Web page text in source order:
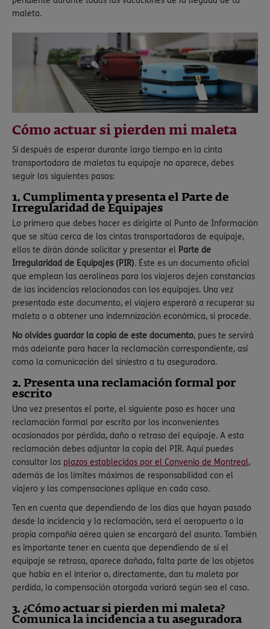
maleta.
Cómo actuar si pierden mi maleta
Si después de esperar durante largo tiempo en la cinta
transportadora de maletas tu equipaje no aparece, debes
seguir los siguientes pasos:
1. Cumplimenta y presenta el Parte de
Irregularidad de Equipajes
Lo primero que debes hacer es dirigirte al Punto de Información
que se sitúa cerca de las cintas transportadoras de equipaje,
ellos te dirán dónde solicitar y presentar el Parte de
Irregularidad de Equipajes (PIR). Éste es un documento oficial
que emplean las aerolíneas para los viajeros dejen constancias
de las incidencias relacionadas con los equipajes. Una vez
presentado este documento, el viajero esperará a recuperar su
maleta o a obtener una indemnización económica, si procede.
No olvides guardar la copia de este documento, pues te servirá
más adelante para hacer la reclamación correspondiente, así
como la comunicación del siniestro a tu aseguradora.
2. Presenta una reclamación formal por
escrito
Una vez presentas el parte, el siguiente paso es hacer una
reclamación formal por escrito por los inconvenientes
ocasionados por pérdida, daño o retraso del equipaje. A esta
reclamación debes adjuntar la copia del PIR. Aquí puedes
consultar los plazos establecidos por el Convenio de Montreal,
además de los límites máximos de responsabilidad con el
viajero y las compensaciones aplique en cada caso.
Ten en cuenta que dependiendo de los días que hayan pasado
desde la incidencia y la reclamación, será el aeropuerto o la
propia compañía aérea quien se encargará del asunto. También
es importante tener en cuenta que dependiendo de si el
equipaje se retrasa, aparece dañado, falta parte de los objetos
que había en el interior o, directamente, dan tu maleta por
perdida, la compensación otorgada variará según sea el caso.
3. ¿Cómo actuar si pierden mi maleta?
Comunica la incidencia a tu aseguradora